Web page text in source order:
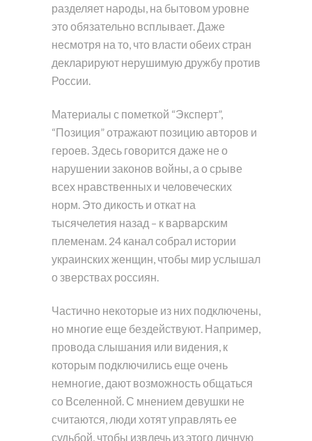
разделяет народы, на бытовом уровне
это обязательно всплывает. Даже
несмотря на то, что власти обеих стран
декларируют нерушимую дружбу против
России.
Материалы с пометкой “Эксперт”,
“Позиция” отражают позицию авторов и
героев. Здесь говорится даже не о
нарушении законов войны, а о срыве
всех нравственных и человеческих
норм. Это дикость и откат на
тысячелетия назад – к варварским
племенам. 24 канал собрал истории
украинских женщин, чтобы мир услышал
о зверствах россиян.
Частично некоторые из них подключены,
но многие еще бездействуют. Например,
провода слышания или видения, к
которым подключились еще очень
немногие, дают возможность общаться
со Вселенной. С мнением девушки не
считаются, люди хотят управлять ее
судьбой, чтобы извлечь из этого личную